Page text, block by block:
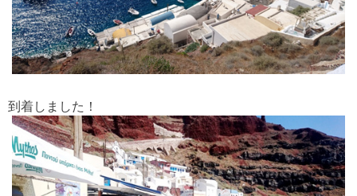
到着しました！